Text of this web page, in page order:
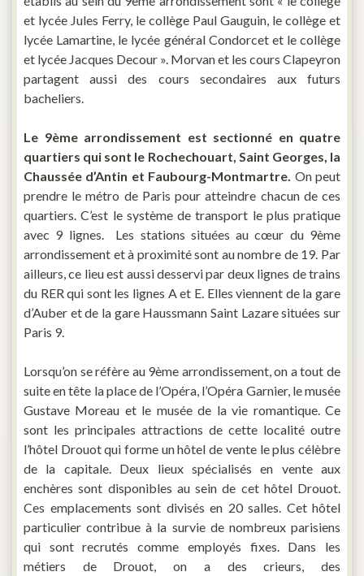
et lycée Jules Ferry, le collège Paul Gauguin, le collège et
lycée Lamartine, le lycée général Condorcet et le collège
et lycée Jacques Decour ». Morvan et les cours Clapeyron
partagent aussi des cours secondaires aux futurs
bacheliers.
Le 9ème arrondissement est sectionné en quatre
quartiers qui sont le Rochechouart, Saint Georges, la
Chaussée d’Antin et Faubourg-Montmartre. On peut
prendre le métro de Paris pour atteindre chacun de ces
quartiers. C’est le système de transport le plus pratique
avec 9 lignes. Les stations situées au cœur du 9ème
arrondissement et à proximité sont au nombre de 19. Par
ailleurs, ce lieu est aussi desservi par deux lignes de trains
du RER qui sont les lignes A et E. Elles viennent de la gare
d’Auber et de la gare Haussmann Saint Lazare situées sur
Paris 9.
Lorsqu’on se réfère au 9ème arrondissement, on a tout de
suite en tête la place de l’Opéra, l’Opéra Garnier, le musée
Gustave Moreau et le musée de la vie romantique. Ce
sont les principales attractions de cette localité outre
l’hôtel Drouot qui forme un hôtel de vente le plus célèbre
de la capitale. Deux lieux spécialisés en vente aux
enchères sont disponibles au sein de cet hôtel Drouot.
Ces emplacements sont divisés en 20 salles. Cet hôtel
particulier contribue à la survie de nombreux parisiens
qui sont recrutés comme employés fixes. Dans les
métiers de Drouot, on a des crieurs, des